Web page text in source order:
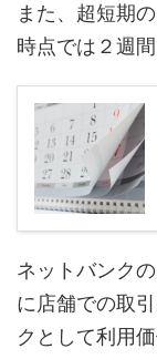
また、超短期
時点では２週
ネットバンク
に店舗での取
クとして利用